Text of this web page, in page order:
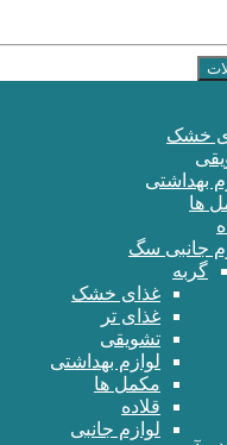
خشک
بهداشتی
ها
جانبی سگ
گربه
غذای خشک
غذای تر
تشویقی
لوازم بهداشتی
مکمل ها
قلاده
لوازم جانبی